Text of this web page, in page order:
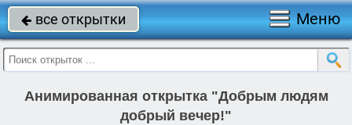
 все открытки Меню
Анимированная открытка "Добрым людям
добрый вечер!"